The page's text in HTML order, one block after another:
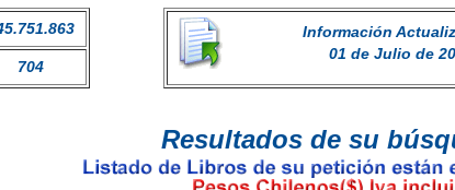
704
Información
01 de Julio de
Resultados de su